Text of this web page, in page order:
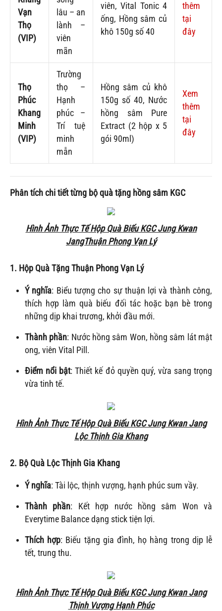
Vạn
Thọ
(VIP)
lâu – an
lành –
viên
mãn
viên, Vital Tonic 4
ống, Hồng sâm củ
khô 150g số 40
thêm
tại
đây
Thọ
Phúc
Khang
Minh
(VIP)
Trường
thọ –
Hạnh
phúc –
Trí tuệ
minh
mẫn
Hồng sâm củ khô
150g số 40, Nước
hồng sâm Pure
Extract (2 hộp x 5
gói 90ml)
Xem
thêm
tại
đây
Phân tích chi tiết từng bộ quà tặng hồng sâm KGC
Hình Ảnh Thực Tế Hộp Quà Biếu KGC Jung Kwan
JangThuận Phong Vạn Lý
1. Hộp Quà TặngThuận Phong Vạn Lý
Ý nghĩa: Biểu tượng cho sự thuận lợi và thành công,
thích hợp làm quà biếu đối tác hoặc bạn bè trong
những dịp khai trương, khởi đầu mới.
Thành phần: Nước hồng sâm Won, hồng sâm lát mật
ong, viên Vital Pill.
Điểm nổi bật: Thiết kế đỏ quyền quý, vừa sang trọng
vừa tinh tế.
Hình Ảnh Thực Tế Hộp Quà Biếu KGC Jung Kwan Jang
Lộc Thịnh Gia Khang
2. Bộ Quà Lộc Thịnh Gia Khang
Ý nghĩa: Tài lộc, thịnh vượng, hạnh phúc sum vầy.
Thành phần: Kết hợp nước hồng sâm Won và
Everytime Balance dạng stick tiện lợi.
Thích hợp: Biếu tặng gia đình, họ hàng trong dịp lễ
tết, trung thu.
Hình Ảnh Thực Tế Hộp Quà Biếu KGC Jung Kwan Jang
Thịnh Vượng Hạnh Phúc